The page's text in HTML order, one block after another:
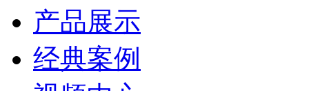
产品展示
经典案例